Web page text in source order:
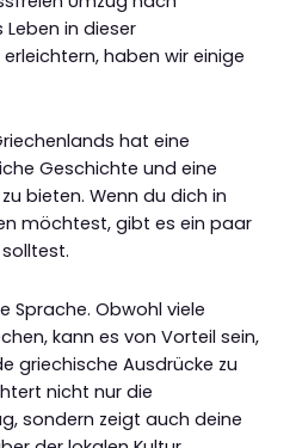
Leben in dieser
haben wir einige
hat eine
Geschichte und eine
bieten. Wenn du dich in
möchtest, gibt es ein paar
Sprache. Obwohl viele
kann es von Vorteil sein,
griechische Ausdrücke zu
nicht nur die
sondern zeigt auch deine